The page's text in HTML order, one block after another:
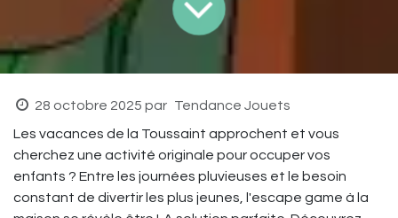
28 octobre 2025 par Tendance Jouets
Les vacances de la Toussaint approchent et vous
cherchez une activité originale pour occuper vos
enfants ? Entre les journées pluvieuses et le besoin
constant de divertir les plus jeunes, l'escape game à la